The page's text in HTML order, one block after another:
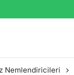
Nemlendiricileri